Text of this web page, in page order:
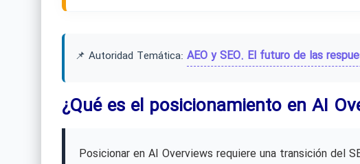
📌 Autoridad Temática: AEO y SEO. El futuro de las
¿Qué es el posicionamiento en AI
Posicionar en AI Overviews requiere una transición del